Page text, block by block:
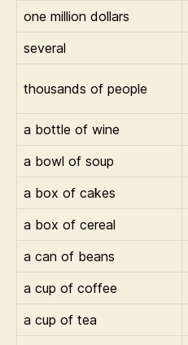
one million dollars
several
thousands of people
a bottle of wine
a bowl of soup
a box of cakes
a box of cereal
a can of beans
a cup of coffee
a cup of tea